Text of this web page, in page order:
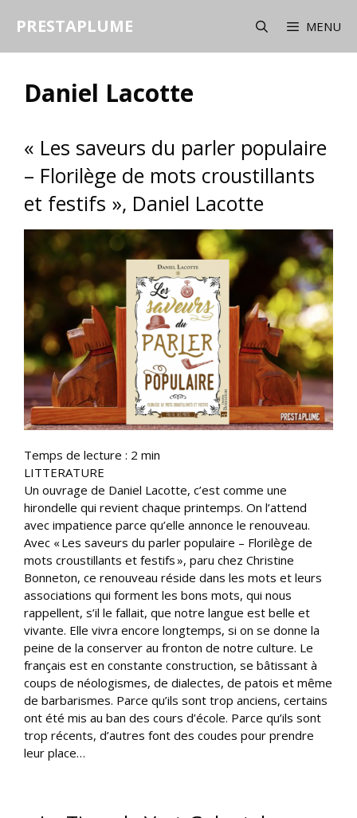
PRESTAPLUME MENU
Daniel Lacotte
« Les saveurs du parler populaire
– Florilège de mots croustillants
et festifs », Daniel Lacotte
Temps de lecture : 2 min
LITTERATURE
Un ouvrage de Daniel Lacotte, c’est comme une
hirondelle qui revient chaque printemps. On l’attend
avec impatience parce qu’elle annonce le renouveau.
Avec « Les saveurs du parler populaire – Florilège de
mots croustillants et festifs », paru chez Christine
Bonneton, ce renouveau réside dans les mots et leurs
associations qui forment les bons mots, qui nous
rappellent, s’il le fallait, que notre langue est belle et
vivante. Elle vivra encore longtemps, si on se donne la
peine de la conserver au fronton de notre culture. Le
français est en constante construction, se bâtissant à
coups de néologismes, de dialectes, de patois et même
de barbarismes. Parce qu’ils sont trop anciens, certains
ont été mis au ban des cours d’école. Parce qu’ils sont
trop récents, d’autres font des coudes pour prendre
leur place…